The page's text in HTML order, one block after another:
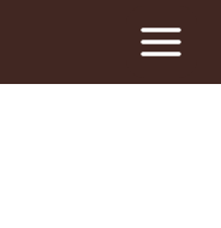
Main
Menu